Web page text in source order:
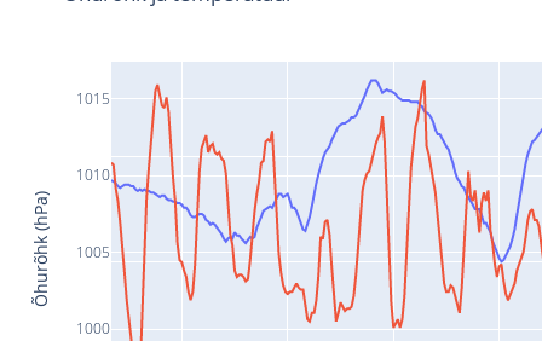
1000
1005
1010
1015
Õhurõhk (hPa)